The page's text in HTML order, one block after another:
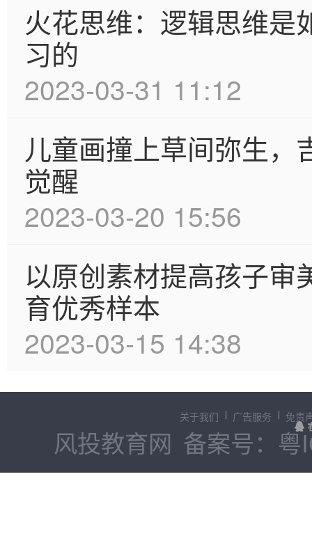
火花思维：逻辑思维是
习的
2023-03-31 11:12
儿童画撞上草间弥生，
觉醒
2023-03-20 15:56
以原创素材提高孩子审
育优秀样本
2023-03-15 14:38
关于我们 广告服务 免责
风投教育网 备案号：粤